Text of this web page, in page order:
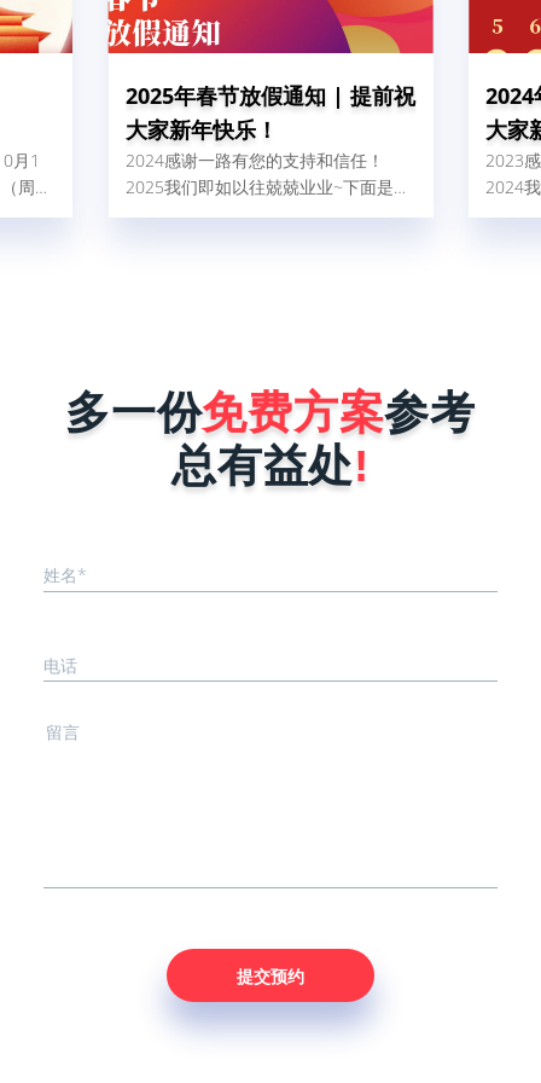
月1
周
的不
2025年春节放假通知 | 提前祝
大家新年快乐！
2024感谢一路有您的支持和信任！
2025我们即如以往兢兢业业~下面是我
司2025年春节放假安排：
大家
2023
2024
司
多一份免费方案参考
总有益处!
姓名*
电话